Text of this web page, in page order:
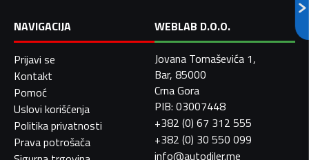
NAVIGACIJA
Prijavi se
Kontakt
Pomoć
Uslovi korišćenja
Politika privatnosti
Prava potrošača
WEBLAB D.O.O.
Jovana Tomaševića 1,
Bar, 85000
Crna Gora
PIB: 03007448
+382 (0) 67 312 555
+382 (0) 30 550 099
info@autodiler.me